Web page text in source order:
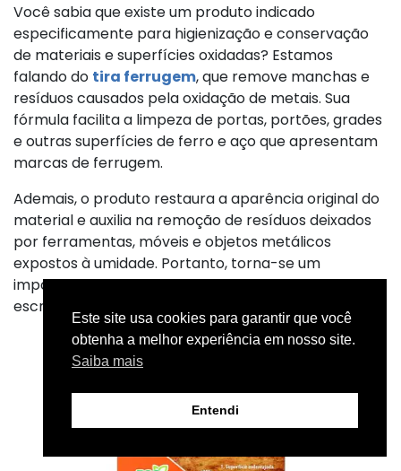
Você sabia que existe um produto indicado
especificamente para higienização e conservação
de materiais e superfícies oxidadas? Estamos
falando do tira ferrugem, que remove manchas e
resíduos causados pela oxidação de metais. Sua
fórmula facilita a limpeza de portas, portões, grades
e outras superfícies de ferro e aço que apresentam
marcas de ferrugem.
Ademais, o produto restaura a aparência original do
material e auxilia na remoção de resíduos deixados
por ferramentas, móveis e objetos metálicos
expostos à umidade. Portanto, torna-se um
importante aliado na manutenção de residências,
escritórios e ambientes corporativos.
Este site usa cookies para garantir que você
obtenha a melhor experiência em nosso site.
Saiba mais
Entendi